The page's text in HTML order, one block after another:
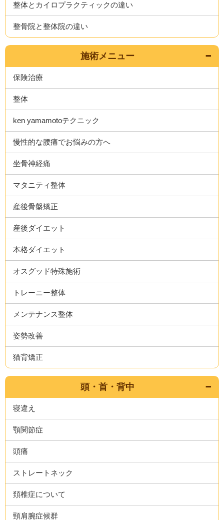
整体とカイロプラクティックの違い
整骨院と整体院の違い
施術メニュー
保険治療
整体
ken yamamotoテクニック
慢性的な腰痛でお悩みの方へ
坐骨神経痛
マタニティ整体
産後骨盤矯正
産後ダイエット
本格ダイエット
オスグッド特殊施術
トレーニー整体
メンテナンス整体
姿勢改善
猫背矯正
頭・首・背中
寝違え
顎関節症
頭痛
ストレートネック
頚椎症について
頸肩腕症候群